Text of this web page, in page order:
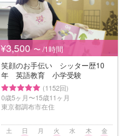
¥3,500 〜 /1時間
笑顔のお手伝い シッター歴10
年 英語教育 小学受験
(1152回)
0歳5ヶ月〜15歳11ヶ月
東京都調布市在住
土
日
月
火
水
木
金